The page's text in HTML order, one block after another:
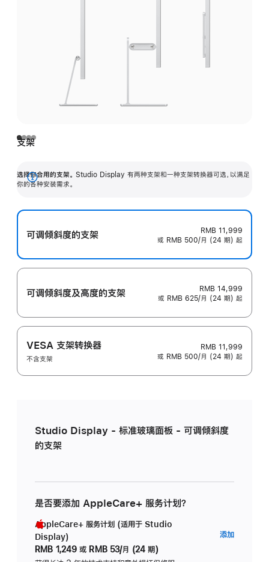
支架
选择你合用的支架。 Studio Display 有两种支架和一种支架转换器可选，以满足
你的各种安装需求。
展
可调倾斜度的支架
RMB 11,999
或 RMB 500/月 (24 期) 起
可调倾斜度及高‍度的支‍架
RMB 14,999
或 RMB 625/月 (24 期) 起
VESA 支架转换器
不含支架
RMB 11,999
或 RMB 500/月 (24 期) 起
Studio Display - 标准玻璃面板 - 可调倾斜度
的支架
是否要添加 AppleCare+ 服务计划？
AppleCare+ 服务计划 (适用于 Studio
Display)
RMB 1,249 或 RMB 53/月 (24 期)
添加